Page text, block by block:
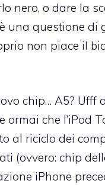
nero, o dare la
una questione di
non piace il
chip… A5? Ufff
ormai che l’iPod
al riciclo dei
(ovvero: chip
iPhone